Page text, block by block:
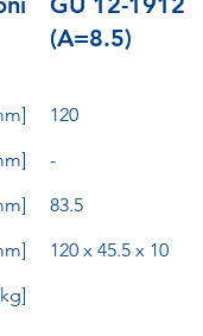
(A=8.5)
120
-
83.5
120 x 45.5 x 10